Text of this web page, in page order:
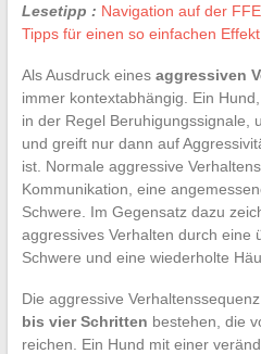
Lesetipp : Navigation auf der
Tipps für einen so einfachen Effekt
Als Ausdruck eines aggressiven
immer kontextabhängig. Ein
in der Regel Beruhigungssignale,
und greift nur dann auf
ist. Normale aggressive
Kommunikation, eine
Schwere. Im Gegensatz dazu
aggressives Verhalten durch eine
Schwere und eine wiederholte
Die aggressive
bis vier Schritten bestehen, die
reichen. Ein Hund mit einer